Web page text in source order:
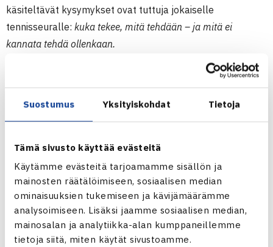
Suostumus Yksityiskohdat Tietoja
Tämä sivusto käyttää evästeitä
Käytämme evästeitä tarjoamamme sisällön ja
mainosten räätälöimiseen, sosiaalisen median
ominaisuuksien tukemiseen ja kävijämäärämme
analysoimiseen. Lisäksi jaamme sosiaalisen median,
mainosalan ja analytiikka-alan kumppaneillemme
tietoja siitä, miten käytät sivustoamme.
käsiteltävät kysymykset ovat tuttuja jokaiselle
tennisseuralle: kuka tekee, mitä tehdään – ja mitä ei
kannata tehdä ollenkaan.
Pienten ja keskisuurten tennisseurojen laadukas
arki ja kasvu -webinaari 20.5.
Ajankohta: keskiviikko 20.5.2026, klo 10.00–12.00
(Teams)
ILMOITTAUDU MUKAAN
Miksi kannattaa osallistua?
Webinaari antaa eväitä arjen helpottamiseen ilman